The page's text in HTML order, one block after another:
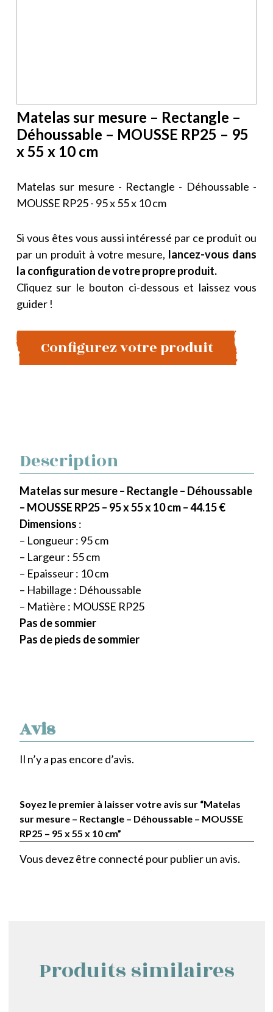
Matelas sur mesure – Rectangle –
Déhoussable – MOUSSE RP25 – 95
x 55 x 10 cm
Matelas sur mesure - Rectangle - Déhoussable -
MOUSSE RP25 - 95 x 55 x 10 cm
Si vous êtes vous aussi intéressé par ce produit ou
par un produit à votre mesure, lancez-vous dans
la configuration de votre propre produit.
Cliquez sur le bouton ci-dessous et laissez vous
guider !
Configurez votre produit
Avis
Il n’y a pas encore d’avis.
Soyez le premier à laisser votre avis sur “Matelas
sur mesure – Rectangle – Déhoussable – MOUSSE
RP25 – 95 x 55 x 10 cm”
Vous devez être connecté pour publier un avis.
Description
Matelas sur mesure – Rectangle – Déhoussable
– MOUSSE RP25 – 95 x 55 x 10 cm – 44.15 €
Dimensions :
– Longueur : 95 cm
– Largeur : 55 cm
– Epaisseur : 10 cm
– Habillage : Déhoussable
– Matière : MOUSSE RP25
Pas de sommier
Pas de pieds de sommier
Produits similaires